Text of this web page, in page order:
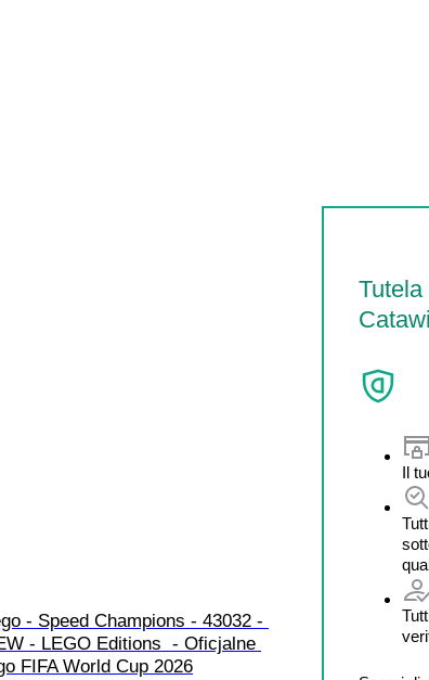
Il
- Speed Champions - 43032 -
- LEGO Editions  - Oficjalne
FIFA World Cup 2026